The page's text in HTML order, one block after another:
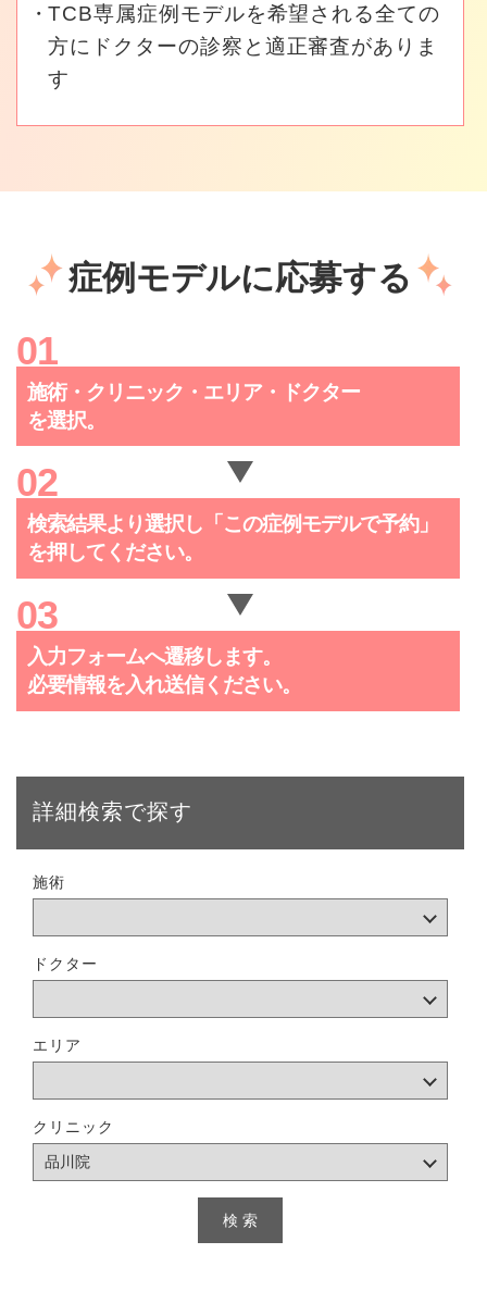
TCB専属症例モデルを希望される全ての
方にドクターの診察と適正審査がありま
す
症例モデルに応募する
施術・クリニック・ エリア・ドクター
を選択。
検索結果より選択し「この症例モデルで予約」
を押してください。
入力フォームへ遷移します。
必要情報を入れ送信ください。
詳細検索で探す
施術
ドクター
エリア
クリニック